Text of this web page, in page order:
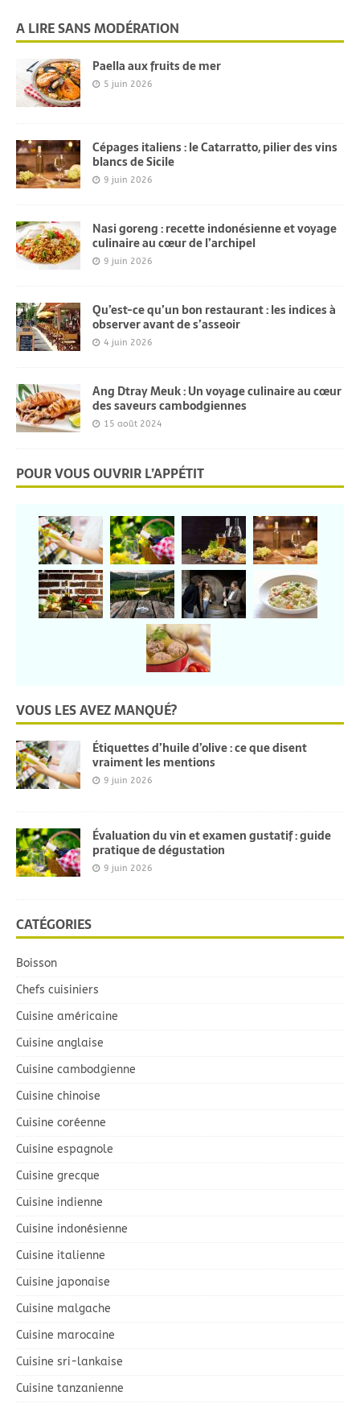
A LIRE SANS MODÉRATION
Paella aux fruits de mer
5 juin 2026
Cépages italiens : le Catarratto, pilier des vins
blancs de Sicile
9 juin 2026
Nasi goreng : recette indonésienne et voyage
culinaire au cœur de l’archipel
9 juin 2026
Qu’est-ce qu’un bon restaurant : les indices à
observer avant de s’asseoir
4 juin 2026
Ang Dtray Meuk : Un voyage culinaire au cœur
des saveurs cambodgiennes
15 août 2024
POUR VOUS OUVRIR L’APPÉTIT
VOUS LES AVEZ MANQUÉ?
Étiquettes d’huile d’olive : ce que disent
vraiment les mentions
9 juin 2026
Évaluation du vin et examen gustatif : guide
pratique de dégustation
9 juin 2026
CATÉGORIES
Boisson
Chefs cuisiniers
Cuisine américaine
Cuisine anglaise
Cuisine cambodgienne
Cuisine chinoise
Cuisine coréenne
Cuisine espagnole
Cuisine grecque
Cuisine indienne
Cuisine indonésienne
Cuisine italienne
Cuisine japonaise
Cuisine malgache
Cuisine marocaine
Cuisine sri-lankaise
Cuisine tanzanienne